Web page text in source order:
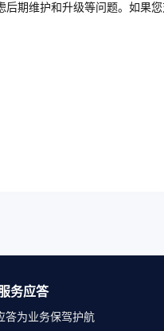
期维护和升级等问题。如果
务应答
答为业务保驾护航